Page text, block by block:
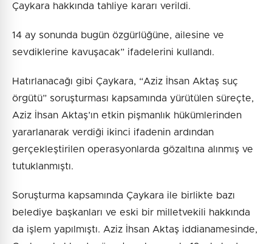
Çaykara hakkında tahliye kararı verildi.
14 ay sonunda bugün özgürlüğüne, ailesine ve
sevdiklerine kavuşacak” ifadelerini kullandı.
Hatırlanacağı gibi Çaykara, “Aziz İhsan Aktaş suç
örgütü” soruşturması kapsamında yürütülen süreçte,
Aziz İhsan Aktaş’ın etkin pişmanlık hükümlerinden
yararlanarak verdiği ikinci ifadenin ardından
gerçekleştirilen operasyonlarda gözaltına alınmış ve
tutuklanmıştı.
Soruşturma kapsamında Çaykara ile birlikte bazı
belediye başkanları ve eski bir milletvekili hakkında
da işlem yapılmıştı. Aziz İhsan Aktaş iddianamesinde,